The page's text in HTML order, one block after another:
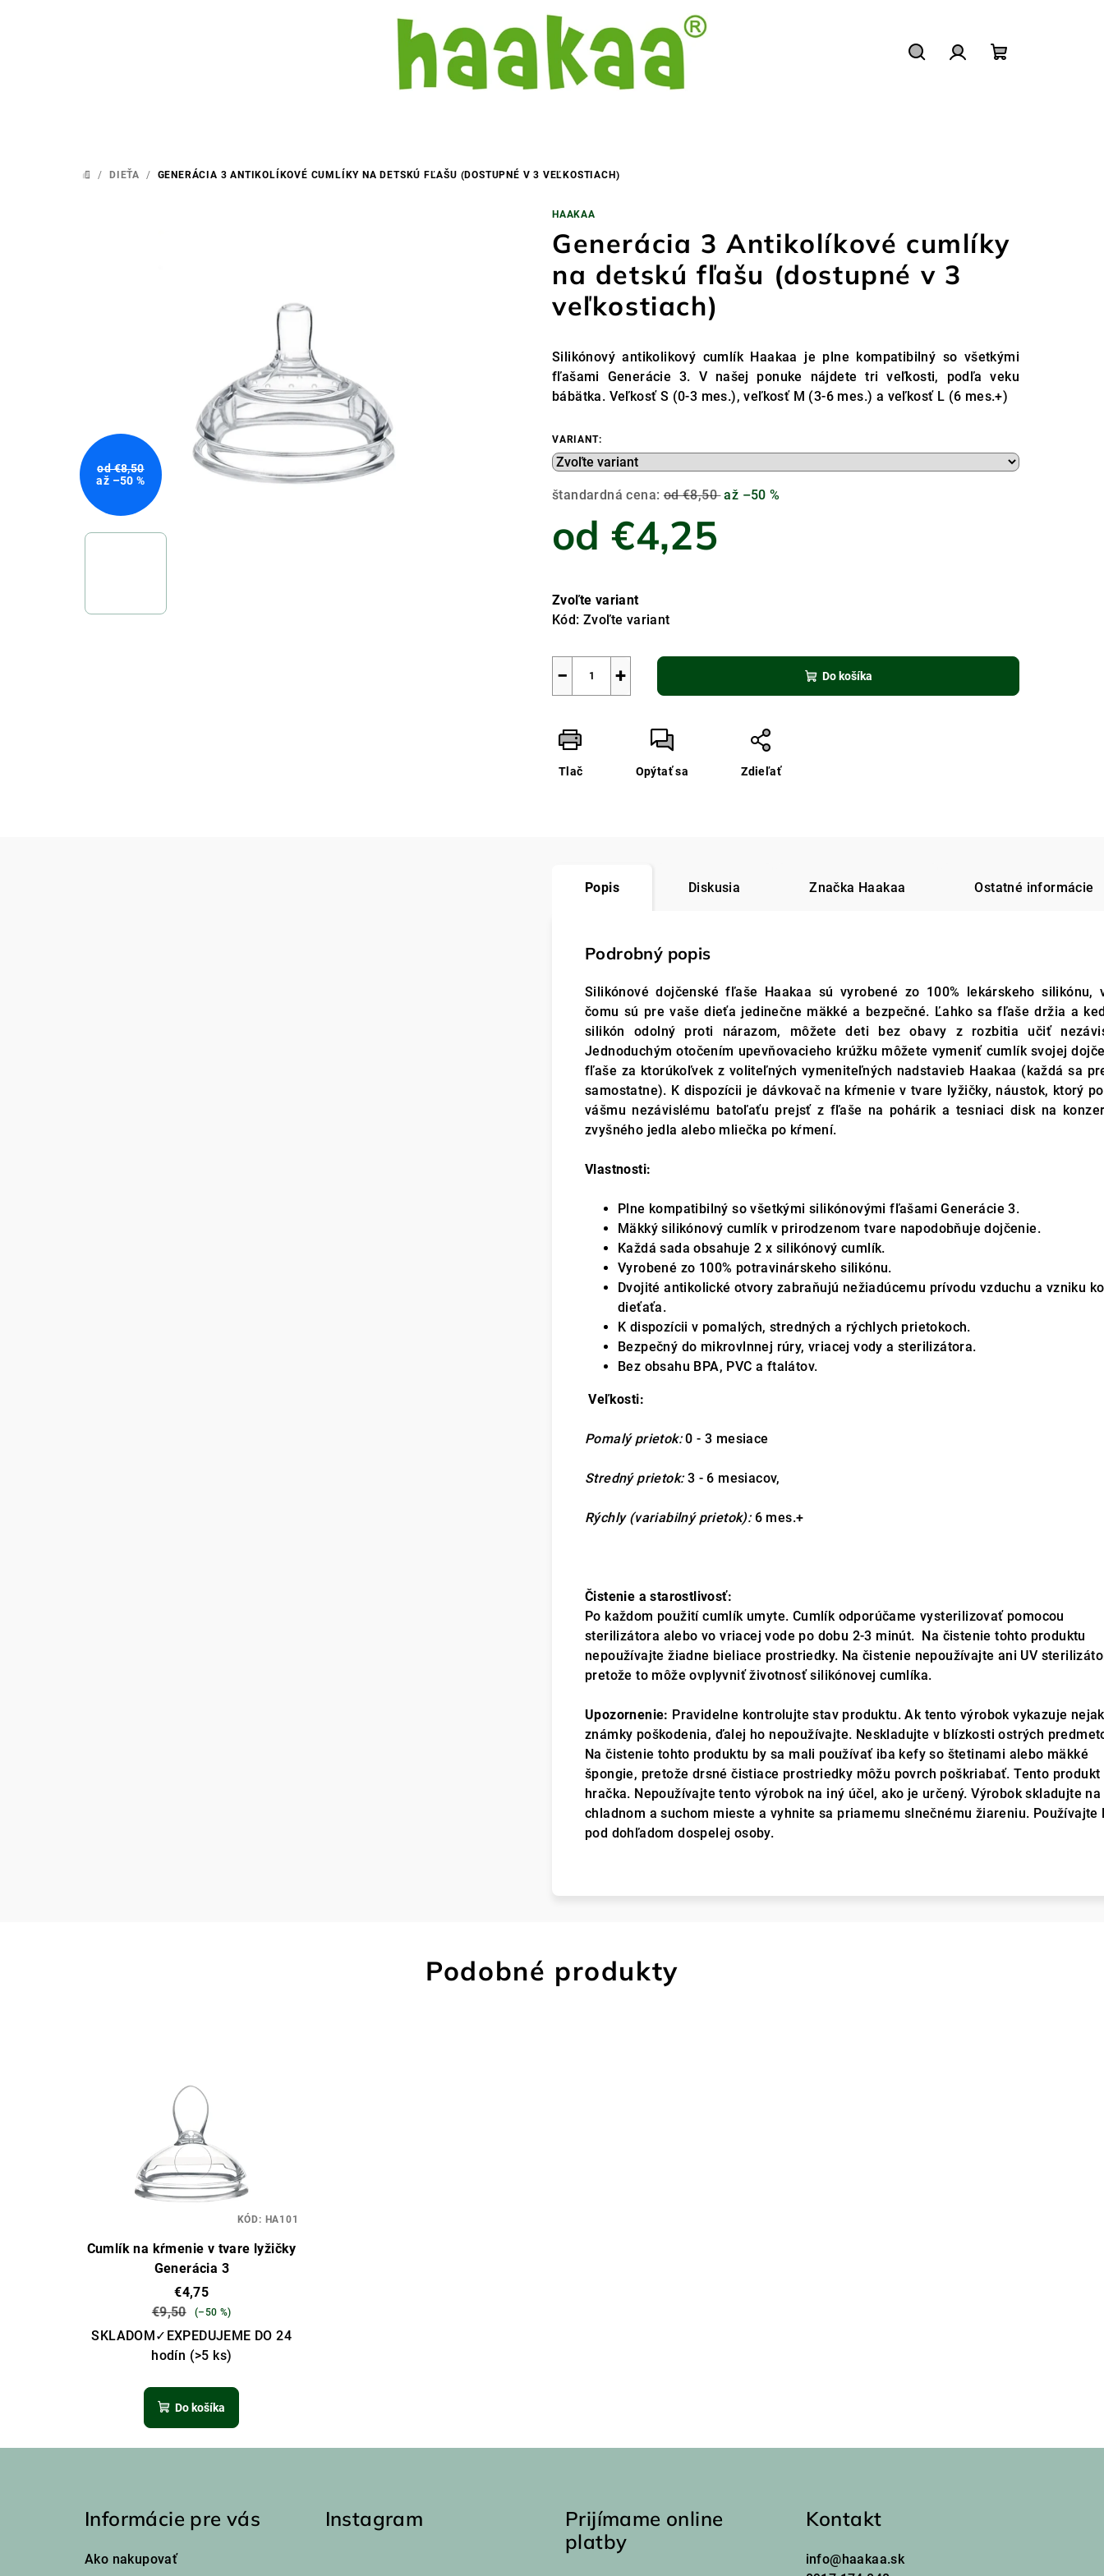
DOMOV
/ DIEŤA / GENERÁCIA 3 ANTIKOLÍKOVÉ CUMLÍKY NA DETSKÚ FĽAŠU (DOSTUPNÉ V 3 VEĽKOSTIACH)
HAAKAA
Generácia 3 Antikolíkové cumlíky
na detskú fľašu (dostupné v 3
veľkostiach)
Silikónový antikolikový cumlík Haakaa je plne kompatibilný so všetkými
fľašami Generácie 3. V našej ponuke nájdete tri veľkosti, podľa veku
bábätka. Veľkosť S (0-3 mes.), veľkosť M (3-6 mes.) a veľkosť L (6 mes.+)
VARIANT:
štandardná cena: od €8,50 až –50 %
od€4,25
cena:
Zvoľte variant
Kód: Zvoľte variant
+
− Do košíka
Tlač Opýtať sa Zdieľať
od €8,50
až –50 %
Popis Diskusia Značka Haakaa Ostatné informácie
Podrobný popis
Silikónové dojčenské fľaše Haakaa sú vyrobené zo 100% lekárskeho silikónu,
čomu sú pre vaše dieťa jedinečne mäkké a bezpečné. Ľahko sa fľaše držia a
silikón odolný proti nárazom, môžete deti bez obavy z rozbitia učiť
Jednoduchým otočením upevňovacieho krúžku môžete vymeniť cumlík svojej
fľaše za ktorúkoľvek z voliteľných vymeniteľných nadstavieb Haakaa (každá sa
samostatne). K dispozícii je dávkovač na kŕmenie v tvare lyžičky, náustok, ktorý
vášmu nezávislému batoľaťu prejsť z fľaše na pohárik a tesniaci disk na
zvyšného jedla alebo mliečka po kŕmení.
Vlastnosti:
Plne kompatibilný so všetkými silikónovými fľašami Generácie 3.
Mäkký silikónový cumlík v prirodzenom tvare napodobňuje dojčenie.
Každá sada obsahuje 2 x silikónový cumlík.
Vyrobené zo 100% potravinárskeho silikónu.
Dvojité antikolické otvory zabraňujú nežiadúcemu prívodu vzduchu a vzniku
dieťaťa.
K dispozícii v pomalých, stredných a rýchlych prietokoch.
Bezpečný do mikrovlnnej rúry, vriacej vody a sterilizátora.
Bez obsahu BPA, PVC a ftalátov.
Veľkosti:
Pomalý prietok:0 - 3 mesiace
Stredný prietok: 3 - 6 mesiacov,
Rýchly (variabilný prietok):6 mes.+
Čistenie a starostlivosť:
Po každom použití cumlík umyte. Cumlík odporúčame vysterilizovať pomocou
sterilizátora alebo vo vriacej vode po dobu 2-3 minút. Na čistenie tohto produktu
nepoužívajte žiadne bieliace prostriedky. Na čistenie nepoužívajte ani UV
pretože to môže ovplyvniť životnosť silikónovej cumlíka.
Upozornenie: Pravidelne kontrolujte stav produktu. Ak tento výrobok vykazuje
známky poškodenia, ďalej ho nepoužívajte. Neskladujte v blízkosti ostrých
Na čistenie tohto produktu by sa mali používať iba kefy so štetinami alebo mäkké
špongie, pretože drsné čistiace prostriedky môžu povrch poškriabať. Tento produkt
hračka. Nepoužívajte tento výrobok na iný účel, ako je určený. Výrobok skladujte na
chladnom a suchom mieste a vyhnite sa priamemu slnečnému žiareniu. Používajte
pod dohľadom dospelej osoby.
Podobné produkty
Cumlík na kŕmenie v tvare lyžičky
Generácia 3
€4,75
€9,50
(–50 %)
SKLADOM✓EXPEDUJEME DO 24
hodín (>5 ks)
Do košíka
KÓD: HA101
Informácie pre vás
Ako nakupovať
Instagram
Prijímame online
platby
Kontakt
info@haakaa.sk